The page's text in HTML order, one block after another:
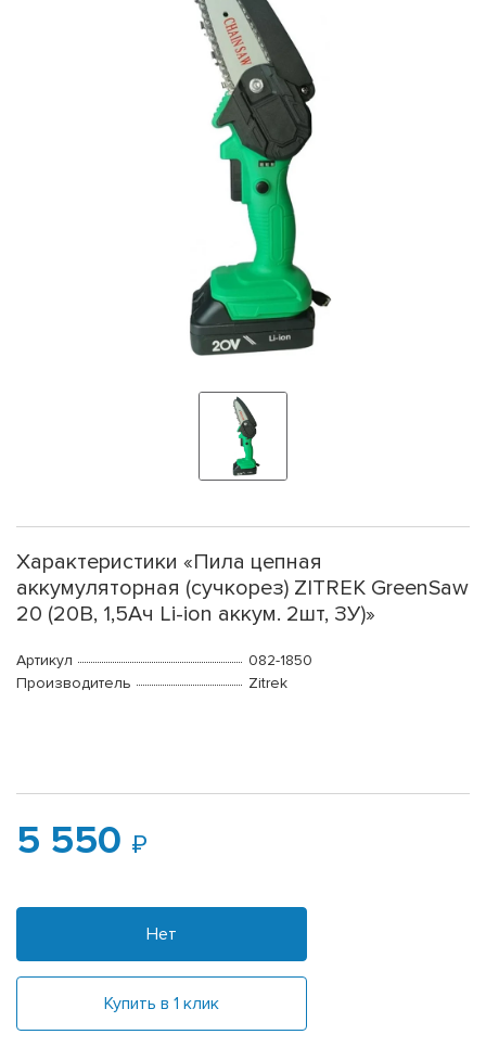
Характеристики «Пила цепная
аккумуляторная (сучкорез) ZITREK GreenSaw
20 (20В, 1,5Ач Li-ion аккум. 2шт, ЗУ)»
Артикул
082-1850
Производитель
Zitrek
5 550
Нет
Купить в 1 клик